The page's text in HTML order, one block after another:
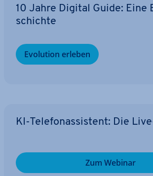
10 Jahre Digital Guide: Eine
schich­te
Evolution erleben
KI-Te­le­fon­as­sis­tent: Die
Zum Webinar